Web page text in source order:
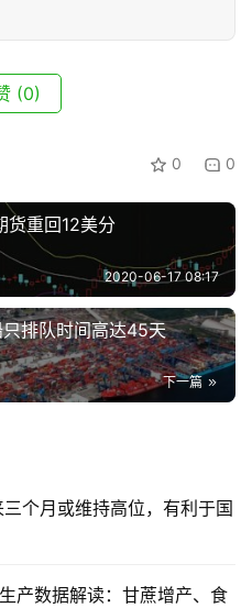
(0)
0 0
货重回12美分
2020-06-17 08:17
排队时间高达45天
下一篇
个月或维持高位，有利于国
产数据解读：甘蔗增产、食